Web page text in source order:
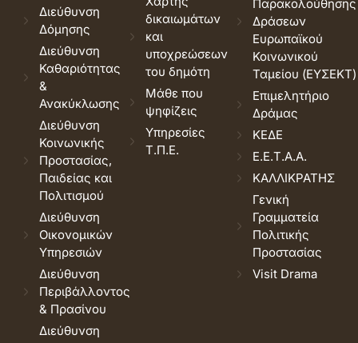
Διεύθυνση
Δόμησης
Διεύθυνση
Καθαριότητας
&
Ανακύκλωσης
Διεύθυνση
Κοινωνικής
Προστασίας,
Παιδείας και
Πολιτισμού
Διεύθυνση
Οικονομικών
Υπηρεσιών
Διεύθυνση
Περιβάλλοντος
& Πρασίνου
Διεύθυνση
δικαιωμάτων
και
υποχρεώσεων
του δημότη
Μάθε που
ψηφίζεις
Υπηρεσίες
Τ.Π.Ε.
Παρακολούθησης
Δράσεων
Ευρωπαϊκού
Κοινωνικού
Ταμείου (ΕΥΣΕΚΤ)
Επιμελητήριο
Δράμας
ΚΕΔΕ
Ε.Ε.Τ.Α.Α.
ΚΑΛΛΙΚΡΑΤΗΣ
Γενική
Γραμματεία
Πολιτικής
Προστασίας
Visit Drama